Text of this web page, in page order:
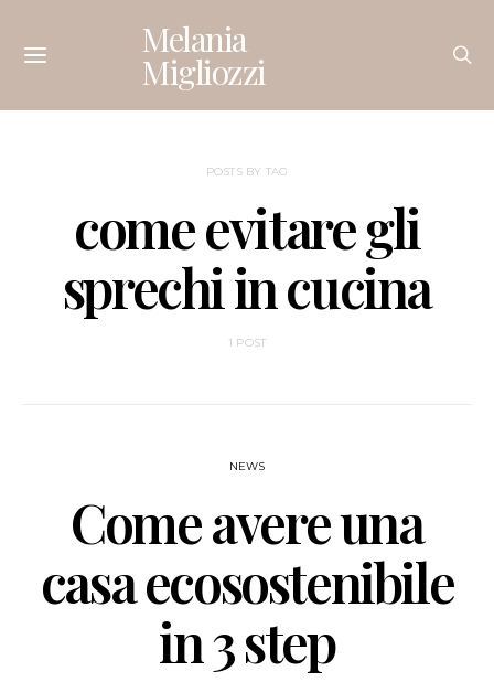
Melania
Migliozzi
POSTS BY TAG
come evitare gli
sprechi in cucina
1 POST
NEWS
Come avere una
casa ecosostenibile
in 3 step